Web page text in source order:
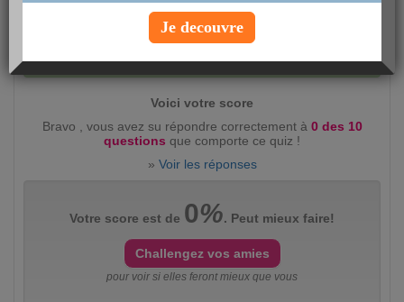
Evaluez ce quizz : intéressant (2360)
Voici votre score
Bravo , vous avez su répondre correctement à 0 des 10
questions que comporte ce quiz !
» Voir les réponses
Votre score est de 0%. Peut mieux faire!
Challengez vos amies
pour voir si elles feront mieux que vous
Je decouvre